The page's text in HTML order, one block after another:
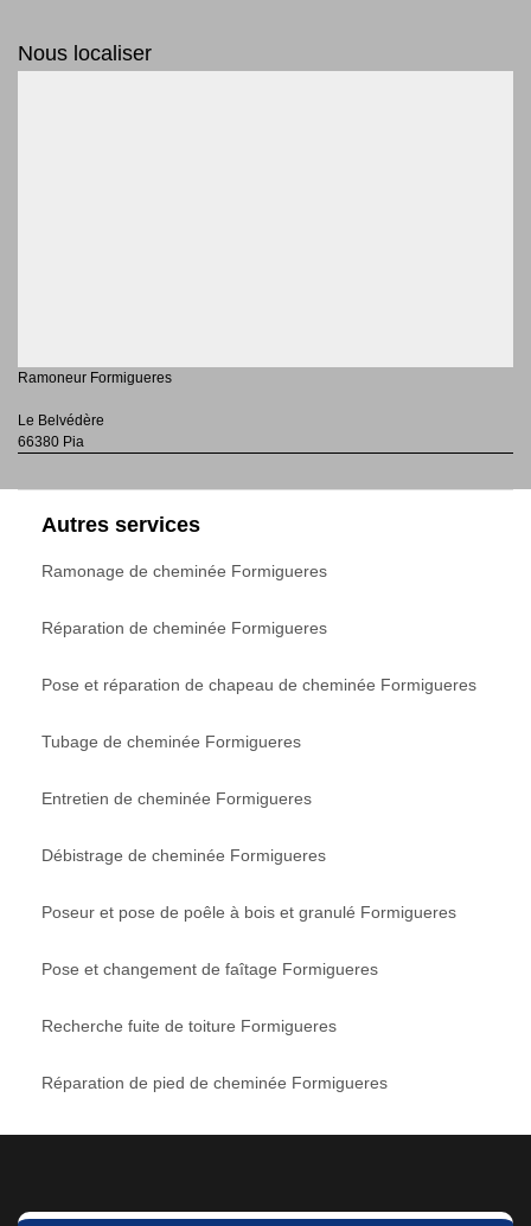
Nous localiser
Ramoneur Formigueres
Le Belvédère
66380 Pia
Autres services
Ramonage de cheminée Formigueres
Réparation de cheminée Formigueres
Pose et réparation de chapeau de cheminée Formigueres
Tubage de cheminée Formigueres
Entretien de cheminée Formigueres
Débistrage de cheminée Formigueres
Poseur et pose de poêle à bois et granulé Formigueres
Pose et changement de faîtage Formigueres
Recherche fuite de toiture Formigueres
Réparation de pied de cheminée Formigueres